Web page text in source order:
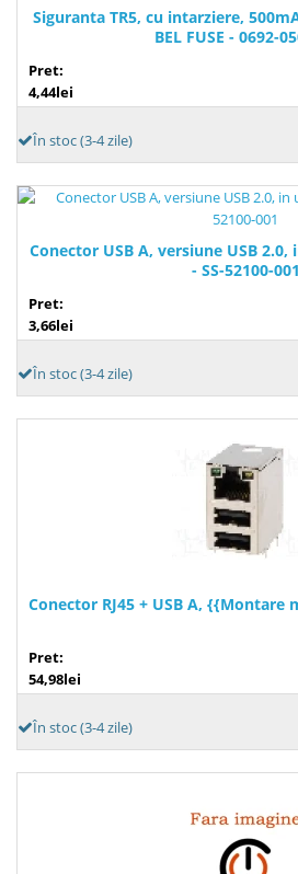
Siguranta TR5, cu intarziere,
BEL FUSE - 0692-
Pret:
4,44lei
În stoc (3-4 zile)
Conector USB A, versiune USB 2.0,
- SS-52100-001
Pret:
3,66lei
În stoc (3-4 zile)
Conector RJ45 + USB A, {{Montare
Pret:
54,98lei
În stoc (3-4 zile)